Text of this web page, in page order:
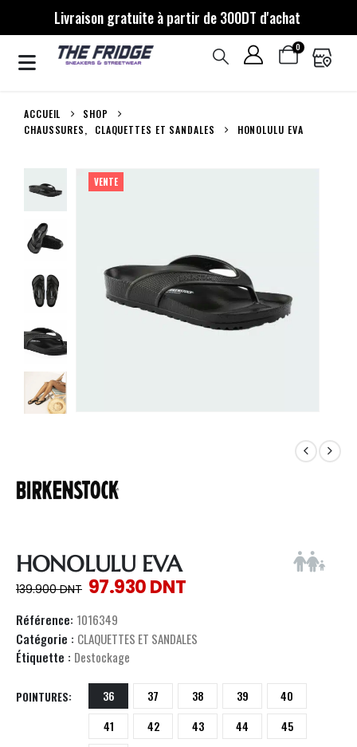
Livraison gratuite à partir de 300DT d'achat
0
ACCUEIL
SHOP
CHAUSSURES, CLAQUETTES ET SANDALES HONOLULU EVA
VENTE
HONOLULU EVA
139.900DNT 97.930DNT
Référence: 1016349
Catégorie : CLAQUETTES ET SANDALES
Étiquette : Destockage
POINTURES 36 37 38 39
40
41
42 43 44
45